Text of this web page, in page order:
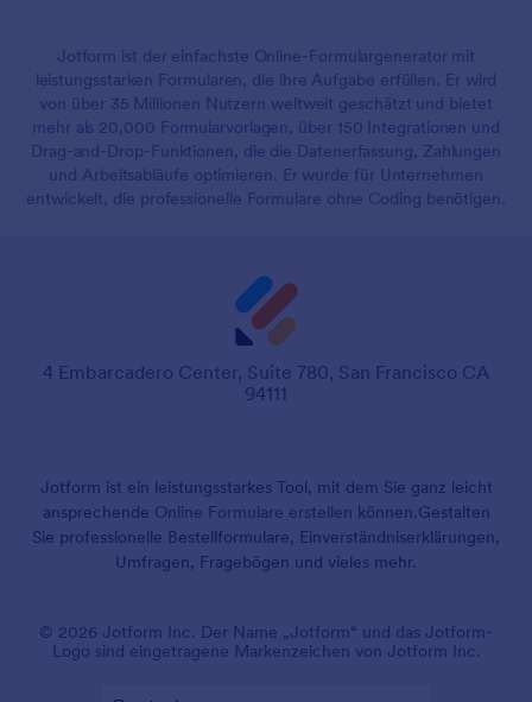
Jotform ist der einfachste Online-Formulargenerator mit
leistungsstarken Formularen, die ihre Aufgabe erfüllen. Er wird
von über 35 Millionen Nutzern weltweit geschätzt und bietet
mehr als 20,000 Formularvorlagen, über 150 Integrationen und
Drag-and-Drop-Funktionen, die die Datenerfassung, Zahlungen
und Arbeitsabläufe optimieren. Er wurde für Unternehmen
entwickelt, die professionelle Formulare ohne Coding benötigen.
4 Embarcadero Center, Suite 780, San Francisco CA
94111
Jotform ist ein leistungsstarkes Tool, mit dem Sie ganz leicht
ansprechende Online Formulare erstellen können.Gestalten
Sie professionelle Bestellformulare, Einverständniserklärungen,
Umfragen, Fragebögen und vieles mehr.
© 2026 Jotform Inc. Der Name „Jotform“ und das Jotform-
Logo sind eingetragene Markenzeichen von Jotform Inc.